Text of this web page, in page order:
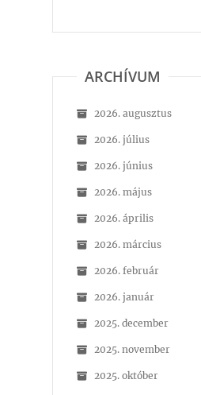
ARCHÍVUM
2026. augusztus
2026. július
2026. június
2026. május
2026. április
2026. március
2026. február
2026. január
2025. december
2025. november
2025. október